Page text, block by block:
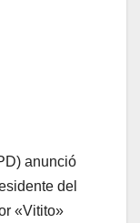
anunció
del
«Vitito»